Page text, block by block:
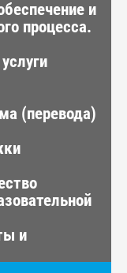
и
процесса.
(перевода)
и